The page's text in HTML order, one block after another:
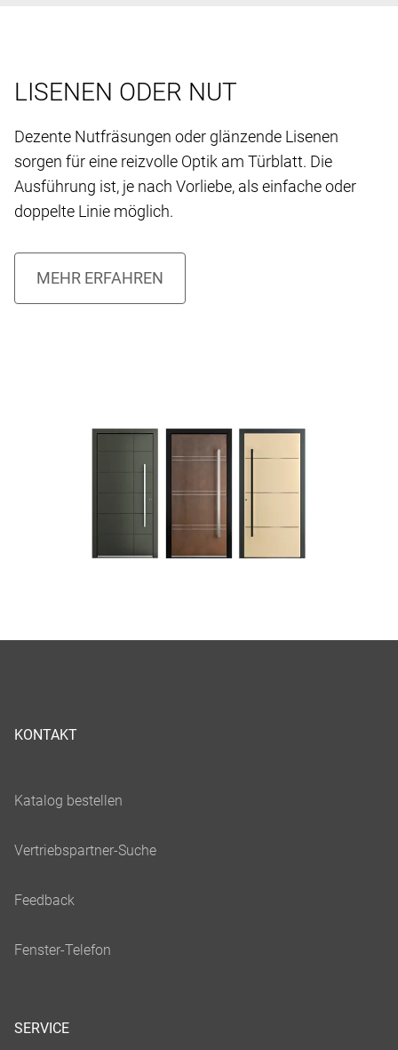
LISENEN ODER NUT
Dezente Nutfräsungen oder glänzende Lisenen
sorgen für eine reizvolle Optik am Türblatt. Die
Ausführung ist, je nach Vorliebe, als einfache oder
doppelte Linie möglich.
KONTAKT
SERVICE